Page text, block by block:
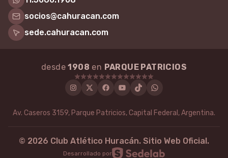
socios@cahuracan.com
sede.cahuracan.com
desde1908 en PARQUE PATRICIOS
Instagram
TwitterFacebook
Youtube
TiktokWhatsApp
Av. Caseros 3159, Parque Patricios, Capital Federal, Argentina.
© 2026 Club Atlético Huracán. Sitio Web Oficial.
Desarrollado por